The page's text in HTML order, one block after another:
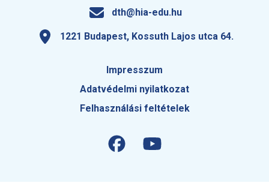
dth@hia-edu.hu
1221 Budapest, Kossuth Lajos utca 64.
Impresszum
Adatvédelmi nyilatkozat
Felhasználási feltételek